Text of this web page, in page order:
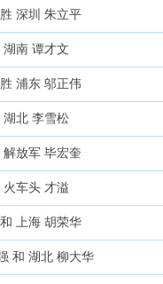
深圳 朱立平
南 谭才文
浦东 邬正伟
湖北 李雪松
放军 毕宏奎
车头 才溢
上海 胡荣华
和 湖北 柳大华